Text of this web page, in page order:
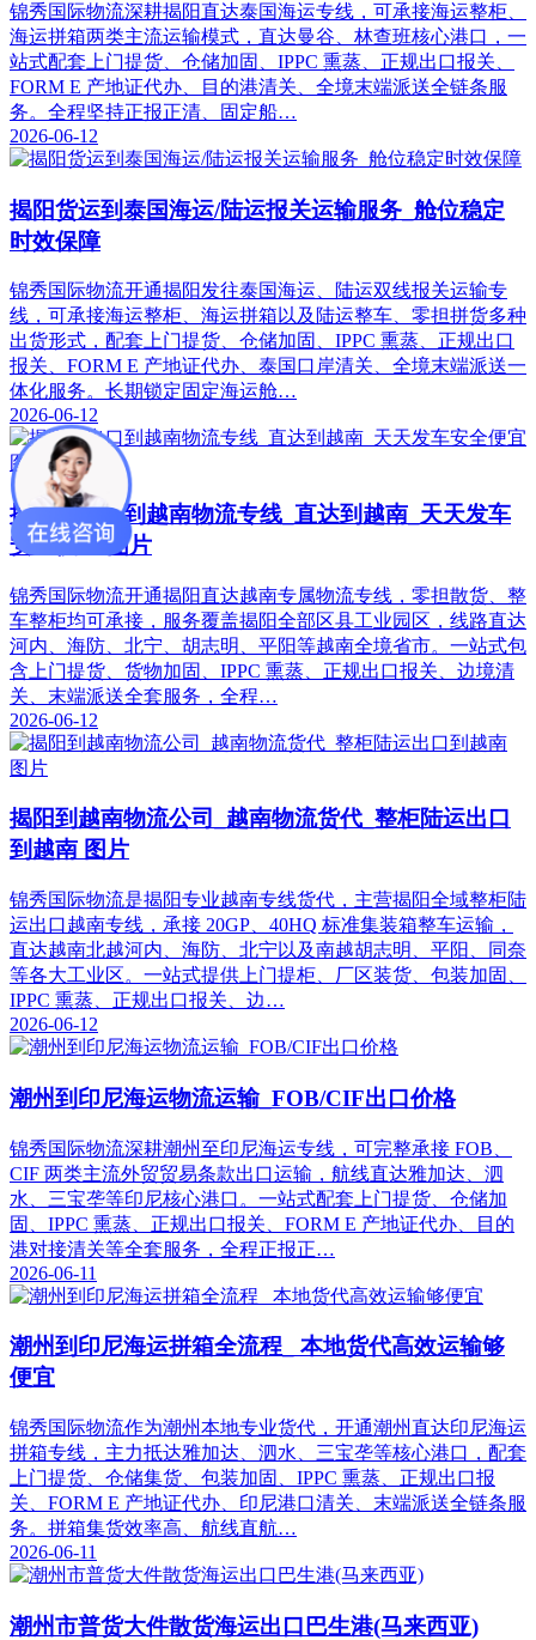
锦秀国际物流深耕揭阳直达泰国海运专线，可承接海运整柜、
海运拼箱两类主流运输模式，直达曼谷、林查班核心港口，一
站式配套上门提货、仓储加固、IPPC 熏蒸、正规出口报关、
FORM E 产地证代办、目的港清关、全境末端派送全链条服
务。全程坚持正报正清、固定船…
2026-06-12
揭阳货运到泰国海运/陆运报关运输服务_舱位稳定
时效保障
锦秀国际物流开通揭阳发往泰国海运、陆运双线报关运输专
线，可承接海运整柜、海运拼箱以及陆运整车、零担拼货多种
出货形式，配套上门提货、仓储加固、IPPC 熏蒸、正规出口
报关、FORM E 产地证代办、泰国口岸清关、全境末端派送一
体化服务。长期锁定固定海运舱…
2026-06-12
揭阳市出口到越南物流专线_直达到越南_天天发车
安全便宜 图片
锦秀国际物流开通揭阳直达越南专属物流专线，零担散货、整
车整柜均可承接，服务覆盖揭阳全部区县工业园区，线路直达
河内、海防、北宁、胡志明、平阳等越南全境省市。一站式包
含上门提货、货物加固、IPPC 熏蒸、正规出口报关、边境清
关、末端派送全套服务，全程…
2026-06-12
揭阳到越南物流公司_越南物流货代_整柜陆运出口
到越南 图片
锦秀国际物流是揭阳专业越南专线货代，主营揭阳全域整柜陆
运出口越南专线，承接 20GP、40HQ 标准集装箱整车运输，
直达越南北越河内、海防、北宁以及南越胡志明、平阳、同奈
等各大工业区。一站式提供上门提柜、厂区装货、包装加固、
IPPC 熏蒸、正规出口报关、边…
2026-06-12
潮州到印尼海运物流运输_FOB/CIF出口价格
锦秀国际物流深耕潮州至印尼海运专线，可完整承接 FOB、
CIF 两类主流外贸贸易条款出口运输，航线直达雅加达、泗
水、三宝垄等印尼核心港口。一站式配套上门提货、仓储加
固、IPPC 熏蒸、正规出口报关、FORM E 产地证代办、目的
港对接清关等全套服务，全程正报正…
2026-06-11
潮州到印尼海运拼箱全流程_ 本地货代高效运输够
便宜
锦秀国际物流作为潮州本地专业货代，开通潮州直达印尼海运
拼箱专线，主力抵达雅加达、泗水、三宝垄等核心港口，配套
上门提货、仓储集货、包装加固、IPPC 熏蒸、正规出口报
关、FORM E 产地证代办、印尼港口清关、末端派送全链条服
务。拼箱集货效率高、航线直航…
2026-06-11
潮州市普货大件散货海运出口巴生港(马来西亚)